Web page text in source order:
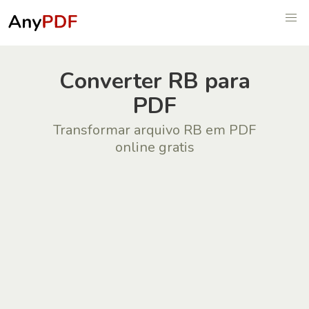
Сonverter RB para
PDF
Transformar arquivo RB em PDF
online gratis